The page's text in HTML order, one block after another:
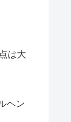
は大
ヘン